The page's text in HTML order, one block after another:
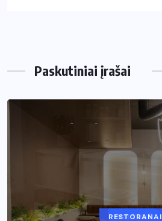
Paskutiniai įrašai
RESTORANAI
VIRTUVĖ